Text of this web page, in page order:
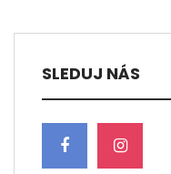
SLEDUJ NÁS